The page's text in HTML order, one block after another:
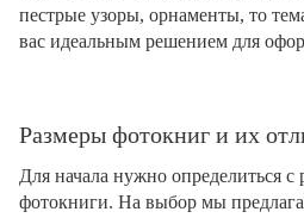
пестрые узоры, орнаменты, то
вас идеальным решением для
Размеры фотокниг и их
Для начала нужно определиться с
фотокниги. На выбор мы